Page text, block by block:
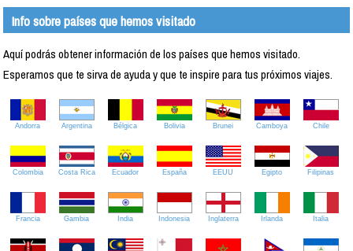
Info sobre países que hemos visitado
Aquí podrás obtener información de los países que hemos visitado.
Esperamos que te sirva de ayuda y que te inspire para tus próximos viajes.
Andorra Argentina Bélgica Bolivia Brunei Camboya Chile
Colombia Costa Rica Ecuador España EEUU Egipto Filipinas
Francia Gambia India Indonesia Inglaterra Irlanda Italia